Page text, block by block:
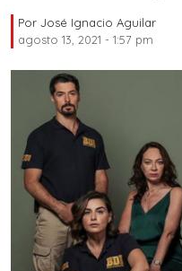
Por José Ignacio Aguilar
agosto 13, 2021 - 1:57 pm